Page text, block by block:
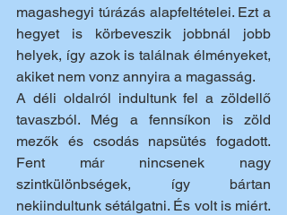
magashegyi túrázás alapfeltételei. Ezt a
hegyet is körbeveszik jobbnál jobb
helyek, így azok is találnak élményeket,
akiket nem vonz annyira a magasság.
A déli oldalról indultunk fel a zöldellő
tavaszból. Még a fennsíkon is zöld
mezők és csodás napsütés fogadott.
Fent már nincsenek nagy
szintkülönbségek, így bártan
nekiindultunk sétálgatni. És volt is miért.